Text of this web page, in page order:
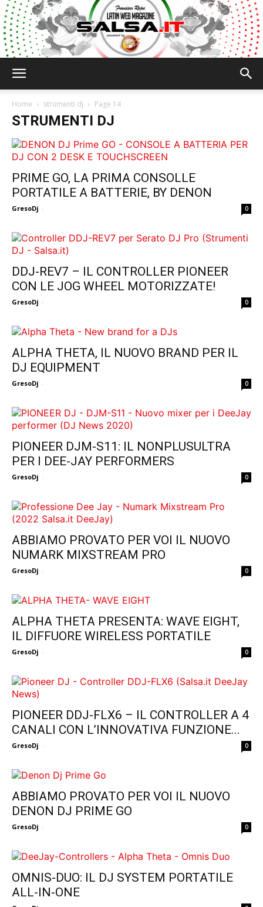
Home strumenti dj Page 14
STRUMENTI DJ
PRIME GO, LA PRIMA CONSOLLE
PORTATILE A BATTERIE, BY DENON
GresoDj - 0
DDJ-REV7 – IL CONTROLLER PIONEER
CON LE JOG WHEEL MOTORIZZATE!
GresoDj - 0
ALPHA THETA, IL NUOVO BRAND PER IL
DJ EQUIPMENT
GresoDj - 0
PIONEER DJM-S11: IL NONPLUSULTRA
PER I DEE-JAY PERFORMERS
GresoDj - 0
ABBIAMO PROVATO PER VOI IL NUOVO
NUMARK MIXSTREAM PRO
GresoDj - 0
ALPHA THETA PRESENTA: WAVE EIGHT,
IL DIFFUORE WIRELESS PORTATILE
GresoDj - 0
PIONEER DDJ-FLX6 – IL CONTROLLER A 4
CANALI CON L’INNOVATIVA FUNZIONE...
GresoDj - 0
ABBIAMO PROVATO PER VOI IL NUOVO
DENON DJ PRIME GO
GresoDj - 0
OMNIS-DUO: IL DJ SYSTEM PORTATILE
ALL-IN-ONE